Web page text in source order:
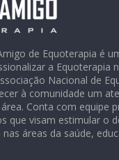
de Equoterapia é
a Equoterapia
Nacional de
à comunidade um
Conta com equipe
que visam estimular o
áreas da saúde,